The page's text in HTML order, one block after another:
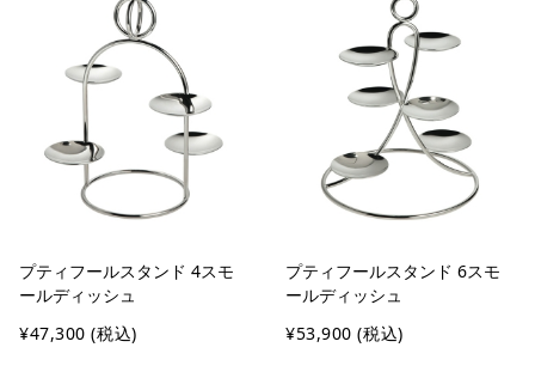
プティフールスタンド 4スモ
ールディッシュ
¥47,300 (税込)
プティフールスタンド 6スモ
ールディッシュ
¥53,900 (税込)